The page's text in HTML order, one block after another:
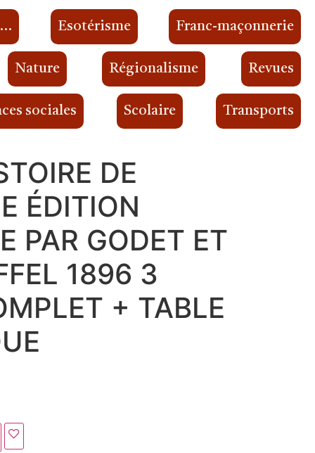
Esotérisme Franc-maçonnerie
Nature Régionalisme Revues
sociales Scolaire Transports
DE
ÉDITION
PAR GODET ET
1896 3
+ TABLE